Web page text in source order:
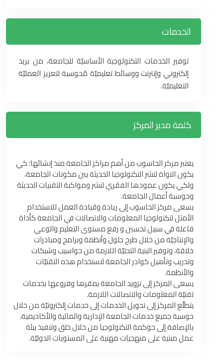
الخدمات
‏توفير الخدمات التكنولوجية الأساسيّة للجامعة، من بريد
إلكتروني وإنترنت ووسائط تعليميّة مُحوسبة لتعزيز العمليّة
‏التعليميّة‎.‎
كلمة مدير المركز
يعتبر مركز الحاسوب من أهم مراكز الجامعة منذ إنشائها؛ كي
يكون النواة لنشر التكنولوجيا الحديثة بين مكونات الجامعة،
ولكي يكون عمودها الفقري لنشر ومواكبة التقنيات الحديثة
وحوسبة أعمال الجامعة.
يسعى مركز الحاسوب إلى ريادة وقيادة العمل للاستخدام
الأمثل لتكنولوجيا المعلومات والاتصالات في الجامعة كأداة
فاعلة في سبيل تحسين و رفع مستوى التعليم والوعي
والإنتاجيّة من خلال طرح حلول وأنظمة وبرامج ومبادرات
خلاقة، وتوفير البنية التحتيّة اللازمة من حواسيب وشبكات
وتدريب وتأهيل كوادر الجامعة لاستخدام هذه التقنيّات
والأنظمة.
يسعى المركز إلى تزويد الجامعة بمقرها وفروعها بخدمات
تقنيّة المعلومات والاتصالات اللازمة.
يتطلّع المركز إلى تحويل الخدمات إلى خدمات إلكترونيّة من خلال
حوسبة جميع خدمات الجامعة الإدارية والمالية والأكاديمية،
بالإضافة إلى حوكمة التكنولوجيا من خلال خلق وتنفيذ بيئة
عمل مبنية على منهجيات مهنية على المستويات الدوليّة.